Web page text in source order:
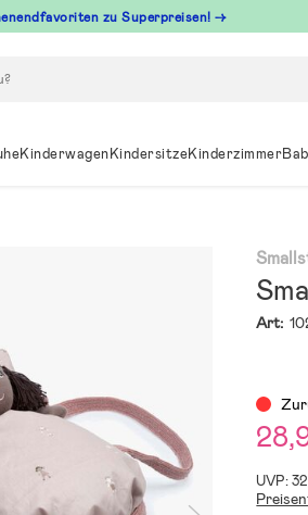
zu Superpreisen! →
KinderwagenKindersitzeKinderzimmer
Art:
UVP: